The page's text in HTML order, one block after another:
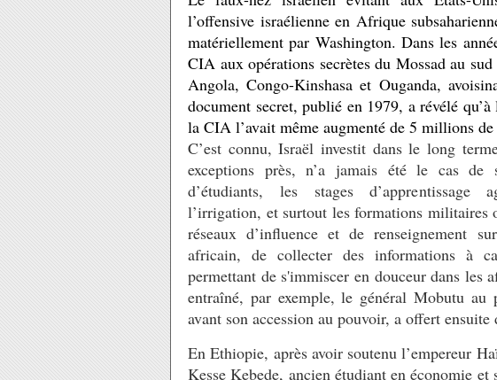
l’offensive israélienne en Afrique
matériellement par Washington. Dans les
CIA aux opérations secrètes du Mossad au
Angola, Congo-Kinshasa et Ouganda,
document secret, publié en 1979, a révélé
la CIA l’avait même augmenté de 5 millions
C’est connu, Israël investit dans le long
exceptions près, n’a jamais été le cas de
d’étudiants, les stages d’apprentissage
l’irrigation, et surtout les formations militaires
réseaux d’influence et de renseignement
africain, de collecter des informations à
permettant de s'immiscer en douceur dans les
entraîné, par exemple, le général Mobutu au
avant son accession au pouvoir, a offert
En Ethiopie, après avoir soutenu l’empereur
Kesse Kebede, ancien étudiant en économie